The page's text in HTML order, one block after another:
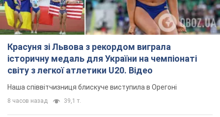
Красуня зі Львова з рекордом виграла
історичну медаль для України на чемпіонаті
світу з легкої атлетики U20. Відео
Наша співвітчизниця блискуче виступила в Орегоні
8 часов назад 39,1 т.